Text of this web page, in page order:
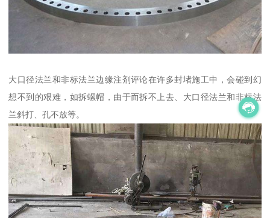
大口径法兰和非标法兰边缘注剂评论在许多封堵施工中，会碰到幻
想不到的艰难，如拆螺帽，由于而拆不上去、大口径法兰和非标法
兰斜打、孔不放等。